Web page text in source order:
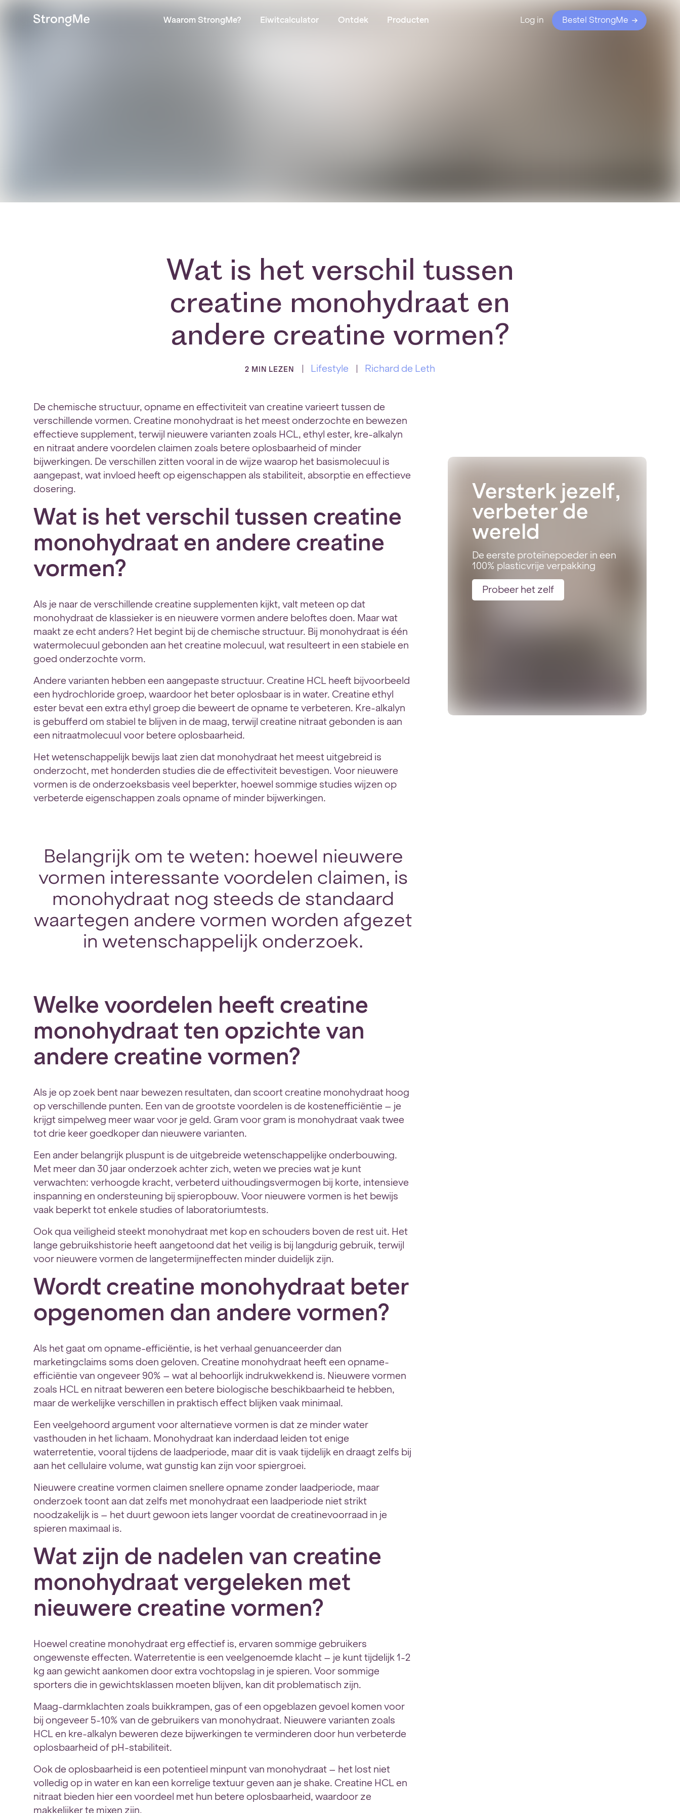
Waarom StrongMe? Eiwitcalculator Ontdek Producten Log in Bestel StrongMe
Wat is het verschil tussen
creatine monohydraat en
andere creatine vormen?
2 MIN LEZEN Lifestyle Richard de Leth
De chemische structuur, opname en effectiviteit van creatine varieert tussen de
verschillende vormen. Creatine monohydraat is het meest onderzochte en bewezen
effectieve supplement, terwijl nieuwere varianten zoals HCL, ethyl ester, kre-alkalyn
en nitraat andere voordelen claimen zoals betere oplosbaarheid of minder
bijwerkingen. De verschillen zitten vooral in de wijze waarop het basismolecuul is
aangepast, wat invloed heeft op eigenschappen als stabiliteit, absorptie en effectieve
dosering.
Wat is het verschil tussen creatine
monohydraat en andere creatine
vormen?
Als je naar de verschillende creatine supplementen kijkt, valt meteen op dat
monohydraat de klassieker is en nieuwere vormen andere beloftes doen. Maar wat
maakt ze echt anders? Het begint bij de chemische structuur. Bij monohydraat is één
watermolecuul gebonden aan het creatine molecuul, wat resulteert in een stabiele en
goed onderzochte vorm.
Andere varianten hebben een aangepaste structuur. Creatine HCL heeft bijvoorbeeld
een hydrochloride groep, waardoor het beter oplosbaar is in water. Creatine ethyl
ester bevat een extra ethyl groep die beweert de opname te verbeteren. Kre-alkalyn
is gebufferd om stabiel te blijven in de maag, terwijl creatine nitraat gebonden is aan
een nitraatmolecuul voor betere oplosbaarheid.
Het wetenschappelijk bewijs laat zien dat monohydraat het meest uitgebreid is
onderzocht, met honderden studies die de effectiviteit bevestigen. Voor nieuwere
vormen is de onderzoeksbasis veel beperkter, hoewel sommige studies wijzen op
verbeterde eigenschappen zoals opname of minder bijwerkingen.
Belangrijk om te weten: hoewel nieuwere
vormen interessante voordelen claimen, is
monohydraat nog steeds de standaard
waartegen andere vormen worden afgezet
in wetenschappelijk onderzoek.
Welke voordelen heeft creatine
monohydraat ten opzichte van
andere creatine vormen?
Als je op zoek bent naar bewezen resultaten, dan scoort creatine monohydraat hoog
op verschillende punten. Een van de grootste voordelen is de kostenefficiëntie – je
krijgt simpelweg meer waar voor je geld. Gram voor gram is monohydraat vaak twee
tot drie keer goedkoper dan nieuwere varianten.
Een ander belangrijk pluspunt is de uitgebreide wetenschappelijke onderbouwing.
Met meer dan 30 jaar onderzoek achter zich, weten we precies wat je kunt
verwachten: verhoogde kracht, verbeterd uithoudingsvermogen bij korte, intensieve
inspanning en ondersteuning bij spieropbouw. Voor nieuwere vormen is het bewijs
vaak beperkt tot enkele studies of laboratoriumtests.
Ook qua veiligheid steekt monohydraat met kop en schouders boven de rest uit. Het
lange gebruikshistorie heeft aangetoond dat het veilig is bij langdurig gebruik, terwijl
voor nieuwere vormen de langetermijneffecten minder duidelijk zijn.
Wordt creatine monohydraat beter
opgenomen dan andere vormen?
Als het gaat om opname-efficiëntie, is het verhaal genuanceerder dan
marketingclaims soms doen geloven. Creatine monohydraat heeft een opname-
efficiëntie van ongeveer 90% – wat al behoorlijk indrukwekkend is. Nieuwere vormen
zoals HCL en nitraat beweren een betere biologische beschikbaarheid te hebben,
maar de werkelijke verschillen in praktisch effect blijken vaak minimaal.
Een veelgehoord argument voor alternatieve vormen is dat ze minder water
vasthouden in het lichaam. Monohydraat kan inderdaad leiden tot enige
waterretentie, vooral tijdens de laadperiode, maar dit is vaak tijdelijk en draagt zelfs bij
aan het cellulaire volume, wat gunstig kan zijn voor spiergroei.
Nieuwere creatine vormen claimen snellere opname zonder laadperiode, maar
onderzoek toont aan dat zelfs met monohydraat een laadperiode niet strikt
noodzakelijk is – het duurt gewoon iets langer voordat de creatinevoorraad in je
spieren maximaal is.
Wat zijn de nadelen van creatine
monohydraat vergeleken met
nieuwere creatine vormen?
Hoewel creatine monohydraat erg effectief is, ervaren sommige gebruikers
ongewenste effecten. Waterretentie is een veelgenoemde klacht – je kunt tijdelijk 1-2
kg aan gewicht aankomen door extra vochtopslag in je spieren. Voor sommige
sporters die in gewichtsklassen moeten blijven, kan dit problematisch zijn.
Maag-darmklachten zoals buikkrampen, gas of een opgeblazen gevoel komen voor
bij ongeveer 5-10% van de gebruikers van monohydraat. Nieuwere varianten zoals
HCL en kre-alkalyn beweren deze bijwerkingen te verminderen door hun verbeterde
oplosbaarheid of pH-stabiliteit.
Ook de oplosbaarheid is een potentieel minpunt van monohydraat – het lost niet
volledig op in water en kan een korrelige textuur geven aan je shake. Creatine HCL en
nitraat bieden hier een voordeel met hun betere oplosbaarheid, waardoor ze
makkelijker te mixen zijn.
Versterk jezelf,
verbeter de
wereld
De eerste proteïnepoeder in een
100% plasticvrije verpakking
Probeer het zelf